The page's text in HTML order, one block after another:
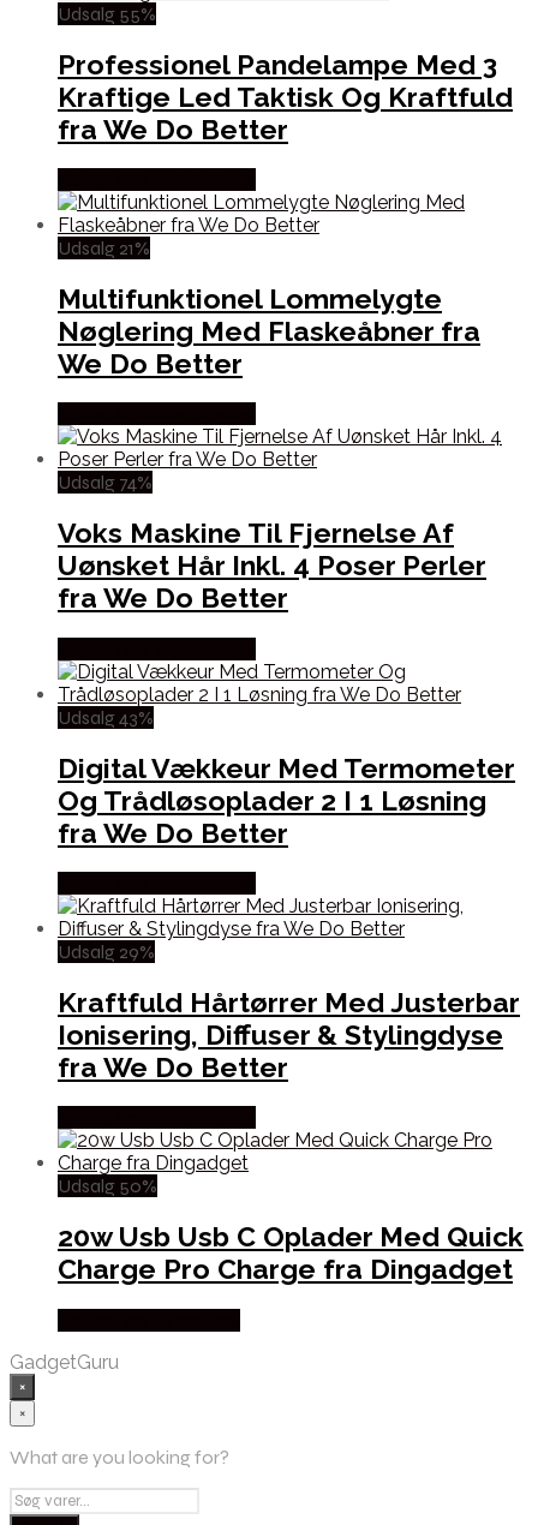
Udsalg 55%
Professionel Pandelampe Med 3
Kraftige Led Taktisk Og Kraftfuld
fra We Do Better
Udsalg 21%
Multifunktionel Lommelygte
Nøglering Med Flaskeåbner fra
We Do Better
Udsalg 74%
Voks Maskine Til Fjernelse Af
Uønsket Hår Inkl. 4 Poser Perler
fra We Do Better
Udsalg 43%
Digital Vækkeur Med Termometer
Og Trådløsoplader 2 I 1 Løsning
fra We Do Better
Udsalg 29%
Kraftfuld Hårtørrer Med Justerbar
Ionisering, Diffuser & Stylingdyse
fra We Do Better
Udsalg 50%
20w Usb Usb C Oplader Med Quick
Charge Pro Charge fra Dingadget
GadgetGuru
×
×
What are you looking for?